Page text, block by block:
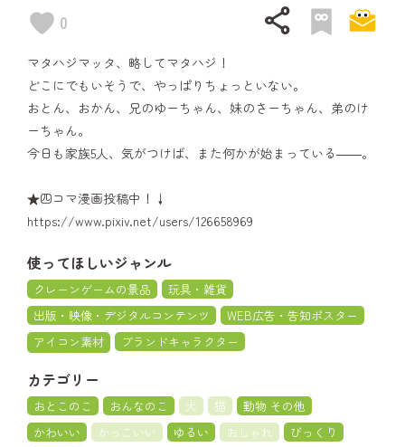
0 share
マタハジマッタ、略してマタハジ！
どこにでもいそうで、やっぱりちょっといない。
おとん、おかん、兄のゆーちゃん、妹のさーちゃん、弟のけ
ーちゃん。
今日も家族5人、気がつけば、また何かが始まっている――。
★四コマ漫画投稿中！↓
https://www.pixiv.net/users/126658969
使ってほしいジャンル
クレーンゲームの景品
玩具・雑貨
出版・映像・デジタルコンテンツ
WEB広告・告知ポスター
アイコン素材
ブランドキャラクター
カテゴリー
おとこのこ おんなのこ 犬 猫
動物 その他
かわいい
かっこいい ゆるい おしゃれ
びっくり